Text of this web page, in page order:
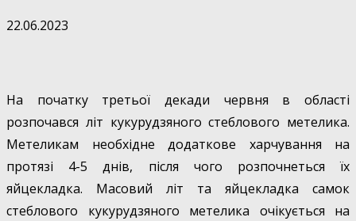
22.06.2023
На початку третьої декади червня в області
розпочався літ кукурудзяного стеблового метелика.
Метеликам необхідне додаткове харчування на
протязі 4-5 днів, після чого розпочнеться їх
яйцекладка. Масовий літ та яйцекладка самок
стеблового кукурудзяного метелика очікується на